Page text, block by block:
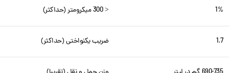
1% < 300 میکرومتر (حداکثر)
1.7 ضریب یکنواختی (حداکثر)